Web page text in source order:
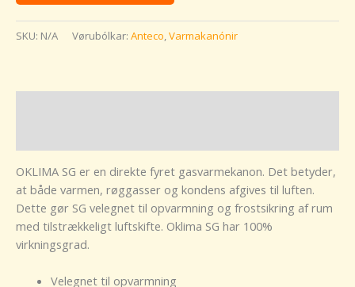
SKU: N/A Vørubólkar: Anteco,Varmakanónir
OKLIMA SG er en direkte fyret gasvarmekanon. Det betyder,
at både varmen, røggasser og kondens afgives til luften.
Dette gør SG velegnet til opvarmning og frostsikring af rum
med tilstrækkeligt luftskifte. Oklima SG har 100%
virkningsgrad.
Velegnet til opvarmning